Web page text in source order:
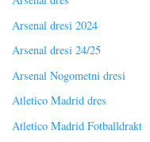
Arsenal dresi 2024
Arsenal dresi 24/25
Arsenal Nogometni dresi
Atletico Madrid dres
Atletico Madrid Fotballdrakt